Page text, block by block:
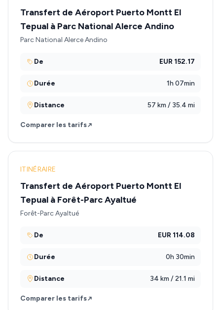
Transfert de Aéroport Puerto Montt El
Tepual à Parc National Alerce Andino
Parc National Alerce Andino
De EUR 152.17
Durée 1h 07min
Distance 57 km / 35.4 mi
Comparer les tarifs
ITINÉRAIRE
Transfert de Aéroport Puerto Montt El
Tepual à Forêt-Parc Ayaltué
Forêt-Parc Ayaltué
De EUR 114.08
Durée 0h 30min
Distance 34 km / 21.1 mi
Comparer les tarifs